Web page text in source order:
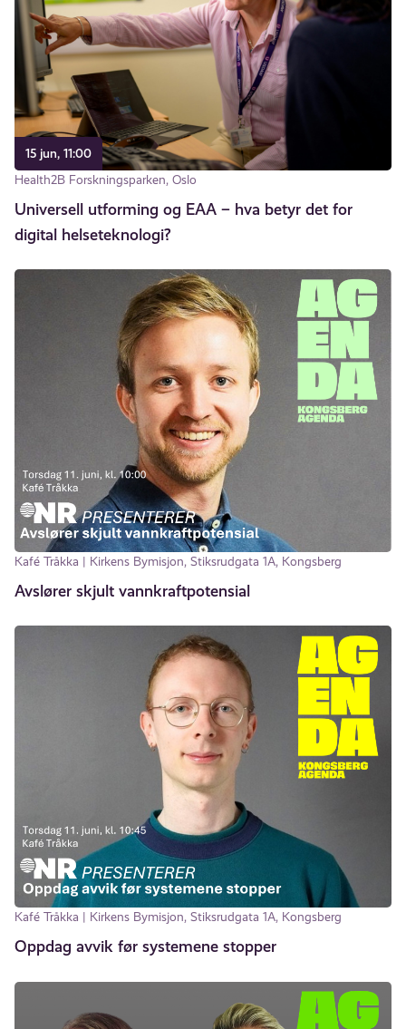
15 jun, 11:00
Health2B Forskningsparken, Oslo
Universell utforming og EAA – hva betyr det for
digital helseteknologi?
Kafé Tråkka | Kirkens Bymisjon, Stiksrudgata 1A, Kongsberg
Avslører skjult vannkraftpotensial
Kafé Tråkka | Kirkens Bymisjon, Stiksrudgata 1A, Kongsberg
Oppdag avvik før systemene stopper